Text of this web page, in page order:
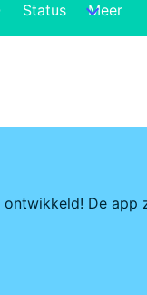
Status Meer
De